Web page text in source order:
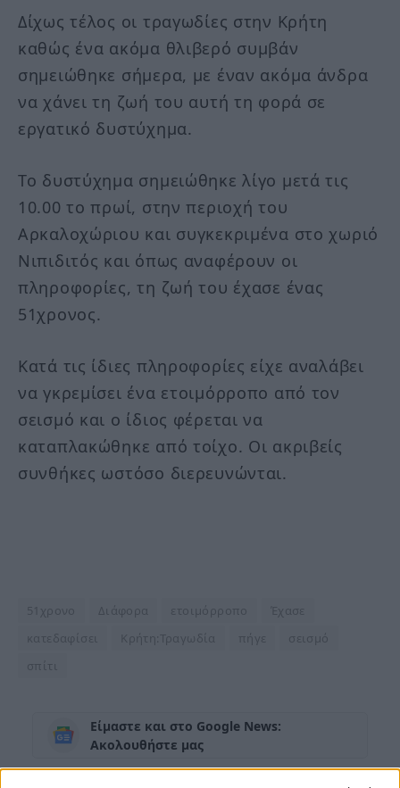
Δίχως τέλος οι τραγωδίες στην Κρήτη
καθώς ένα ακόμα θλιβερό συμβάν
σημειώθηκε σήμερα, με έναν ακόμα άνδρα
να χάνει τη ζωή του αυτή τη φορά σε
εργατικό δυστύχημα.
Το δυστύχημα σημειώθηκε λίγο μετά τις
10.00 το πρωί, στην περιοχή του
Αρκαλοχώριου και συγκεκριμένα στο χωριό
Νιπιδιτός και όπως αναφέρουν οι
πληροφορίες, τη ζωή του έχασε ένας
51χρονος.
Κατά τις ίδιες πληροφορίες είχε αναλάβει
να γκρεμίσει ένα ετοιμόρροπο από τον
σεισμό και ο ίδιος φέρεται να
καταπλακώθηκε από τοίχο. Οι ακριβείς
συνθήκες ωστόσο διερευνώνται.
51χρονο Διάφορα ετοιμόρροπο
Έχασε
κατεδαφίσει
Κρήτη:Τραγωδία πήγε
σεισμό
σπίτι
Είμαστε και στο Google News:
Ακολουθήστε μας